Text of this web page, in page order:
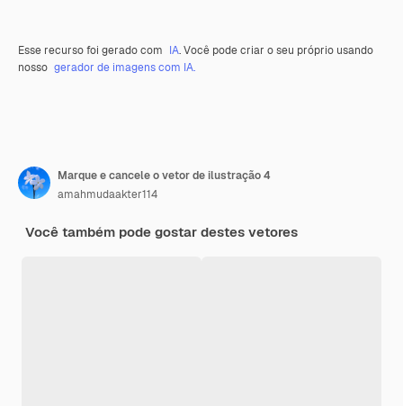
Esse recurso foi gerado com IA. Você pode criar o seu próprio usando
nosso gerador de imagens com IA.
Marque e cancele o vetor de ilustração 4
amahmudaakter114
Você também pode gostar destes vetores